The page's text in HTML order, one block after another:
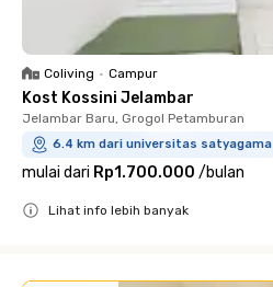
Coliving • Campur
Kost Kossini Jelambar
Jelambar Baru, Grogol Petamburan
6.4 km dari universitas satyagama
mulai dari Rp1.700.000 /bulan
Lihat info lebih banyak